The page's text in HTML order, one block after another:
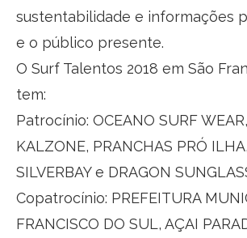
sustentabilidade e informações
e o público presente.
O Surf Talentos 2018 em São
tem:
Patrocínio: OCEANO SURF
KALZONE, PRANCHAS PRÓ
SILVERBAY e DRAGON
Copatrocínio: PREFEITURA
FRANCISCO DO SUL, AÇAI